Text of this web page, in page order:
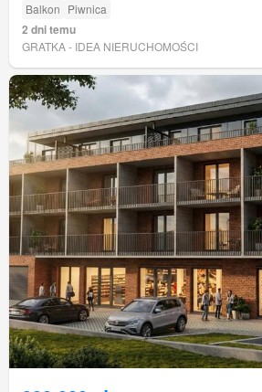
Balkon Piwnica
2 dni temu
GRATKA - IDEA NIERUCHOMOŚCI